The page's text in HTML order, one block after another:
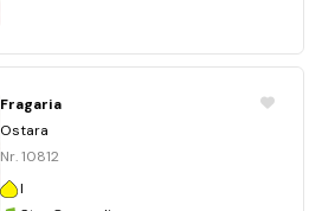
Fragaria
Ostara
Nr. 10812
I